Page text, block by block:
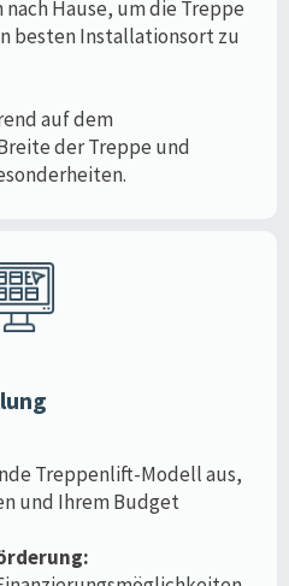
Hause, um die Treppe
besten Installationsort zu
auf dem
der Treppe und
Treppenlift-Modell aus,
und Ihrem Budget